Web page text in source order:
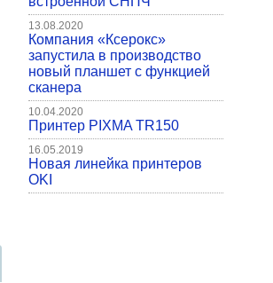
13.08.2020
Компания «Ксерокс»
запустила в производство
новый планшет с функцией
сканера
10.04.2020
Принтер PIXMA TR150
16.05.2019
Новая линейка принтеров
OKI